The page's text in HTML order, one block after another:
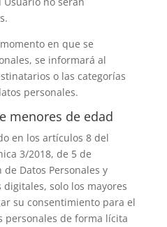
en que se
se informará al
o las categorías
personales.
menores de edad
en los artículos 8 del
3/2018, de 5 de
Datos Personales y
solo los mayores
su consentimiento para el
personales de forma lícita